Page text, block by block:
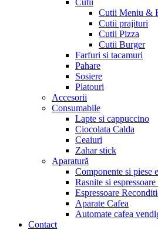
Cutii
Cutii Meniu &
Cutii prajituri
Cutii Pizza
Cutii Burger
Farfuri si tacamuri
Pahare
Sosiere
Platouri
Accesorii
Consumabile
Lapte si cappuccino
Ciocolata Calda
Ceaiuri
Zahar stick
Aparatură
Componente si piese
Rasnite si
Espressoare
Aparate Cafea
Automate cafea
Contact